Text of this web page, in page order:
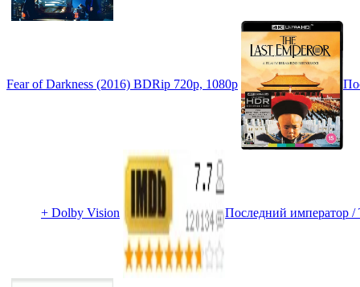
Fear of Darkness (2016) BDRip 720p, 1080p
+ Dolby Vision Последний император